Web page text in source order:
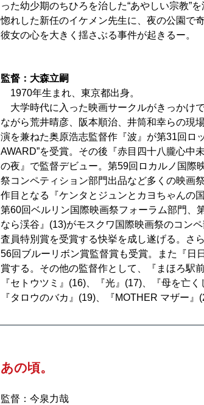
った幼少期のちひろを治した“あやしい宗教”
惚れした新任のイケメン先生に、夜の公園で
彼女の心を大きく揺さぶる事件が起きるー。
監督：大森立嗣
1970年生まれ、東京都出身。
大学時代に入った映画サークルがきっかけ
ながら荒井晴彦、阪本順治、井筒和幸らの現
演を兼ねた奥原浩志監督作『波』が第31回
AWARD”を受賞。その後『赤目四十八朧心中
の夜』で監督デビュー。第59回ロカルノ国際
祭コンペティション部門出品など多くの映画
作目となる『ケンタとジュンとカヨちゃんの
第60回ベルリン国際映画祭フォーラム部門、
なら渓谷』(13)がモスクワ国際映画祭のコン
査員特別賞を受賞する快挙を成し遂げる。さ
56回ブルーリボン賞監督賞も受賞。また『日
賞する。その他の監督作として、『まほろ駅
『セトウツミ』(16)、『光』(17)、『母を亡
『タロウのバカ』(19)、『MOTHER マザー』
あの頃。
監督：今泉力哉